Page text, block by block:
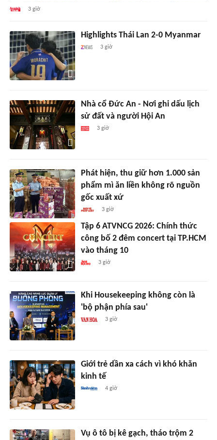
3 giờ
Highlights Thái Lan 2-0 Myanmar
3 giờ
Nhà cổ Đức An - Nơi ghi dấu lịch
sử đất và người Hội An
3 giờ
Phát hiện, thu giữ hơn 1.000 sản
phẩm mì ăn liền không rõ nguồn
gốc xuất xứ
3 giờ
Tập 6 ATVNCG 2026: Chính thức
công bố 2 đêm concert tại TP.HCM
vào tháng 10
3 giờ
Khi Housekeeping không còn là
'bộ phận phía sau'
3 giờ
Giới trẻ dần xa cách vì khó khăn
kinh tế
4 giờ
Vụ ô tô bị kê gạch, tháo trộm 2